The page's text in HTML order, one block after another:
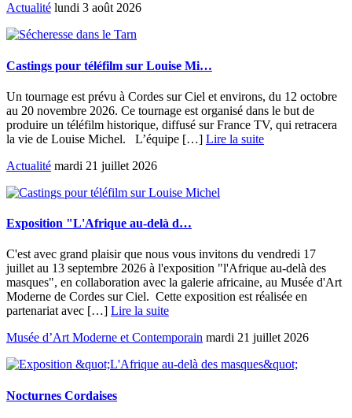
Actualité lundi 3 août 2026
Castings pour téléfilm sur Louise Mi…
Un tournage est prévu à Cordes sur Ciel et environs, du 12 octobre
au 20 novembre 2026. Ce tournage est organisé dans le but de
produire un téléfilm historique, diffusé sur France TV, qui retracera
la vie de Louise Michel. L’équipe […] Lire la suite
Actualité mardi 21 juillet 2026
Exposition "L'Afrique au-delà d…
C'est avec grand plaisir que nous vous invitons du vendredi 17
juillet au 13 septembre 2026 à l'exposition "l'Afrique au-delà des
masques", en collaboration avec la galerie africaine, au Musée d'Art
Moderne de Cordes sur Ciel. Cette exposition est réalisée en
partenariat avec […] Lire la suite
Musée d’Art Moderne et Contemporain mardi 21 juillet 2026
Nocturnes Cordaises